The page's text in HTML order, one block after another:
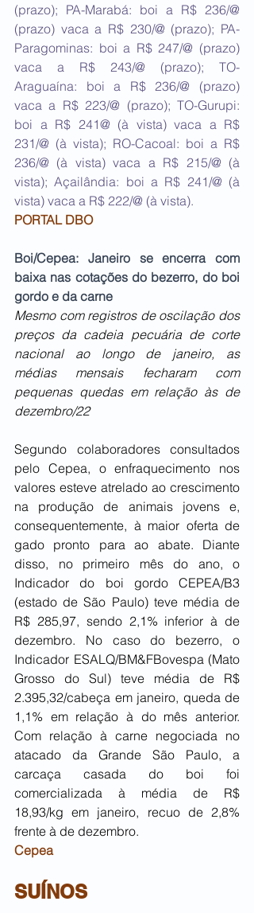
(prazo); PA-Marabá: boi a R$ 236/@
(prazo) vaca a R$ 230/@ (prazo); PA-
Paragominas: boi a R$ 247/@ (prazo)
vaca a R$ 243/@ (prazo); TO-
Araguaína: boi a R$ 236/@ (prazo)
vaca a R$ 223/@ (prazo); TO-Gurupi:
boi a R$ 241@ (à vista) vaca a R$
231/@ (à vista); RO-Cacoal: boi a R$
236/@ (à vista) vaca a R$ 215/@ (à
vista); Açailândia: boi a R$ 241/@ (à
vista) vaca a R$ 222/@ (à vista).
PORTAL DBO
Boi/Cepea: Janeiro se encerra com
baixa nas cotações do bezerro, do boi
gordo e da carne
Mesmo com registros de oscilação dos
preços da cadeia pecuária de corte
nacional ao longo de janeiro, as
médias mensais fecharam com
pequenas quedas em relação às de
dezembro/22
Segundo colaboradores consultados
pelo Cepea, o enfraquecimento nos
valores esteve atrelado ao crescimento
na produção de animais jovens e,
consequentemente, à maior oferta de
gado pronto para ao abate. Diante
disso, no primeiro mês do ano, o
Indicador do boi gordo CEPEA/B3
(estado de São Paulo) teve média de
R$ 285,97, sendo 2,1% inferior à de
dezembro. No caso do bezerro, o
Indicador ESALQ/BM&FBovespa (Mato
Grosso do Sul) teve média de R$
2.395,32/cabeça em janeiro, queda de
1,1% em relação à do mês anterior.
Com relação à carne negociada no
atacado da Grande São Paulo, a
carcaça casada do boi foi
comercializada à média de R$
18,93/kg em janeiro, recuo de 2,8%
frente à de dezembro.
Cepea
SUÍNOS